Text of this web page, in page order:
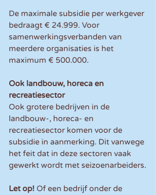
De maximale subsidie per werkgever
bedraagt € 24.999. Voor
samenwerkingsverbanden van
meerdere organisaties is het
maximum € 500.000.
Ook landbouw, horeca en
recreatiesector
Ook grotere bedrijven in de
landbouw-, horeca- en
recreatiesector komen voor de
subsidie in aanmerking. Dit vanwege
het feit dat in deze sectoren vaak
gewerkt wordt met seizoenarbeiders.
Let op! Of een bedrijf onder de